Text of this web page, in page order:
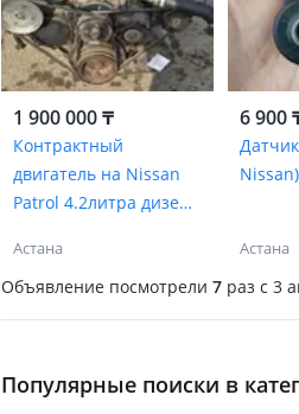
1 900 000 ₸
Контрактный
двигатель на Nissan
Patrol 4.2литра дизель
Астана
6 900
Nissan)
Астана
Объявление посмотрели 7 раз c 3
Популярные поиски в